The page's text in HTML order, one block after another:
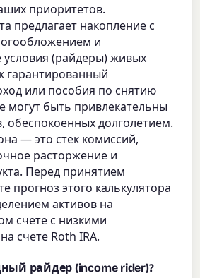
приоритетов.
предлагает накопление с
и
(райдеры) живых
гарантированный
или пособия по снятию
могут быть привлекательны
обеспокоенных долголетием.
— это стек комиссий,
расторжение и
Перед принятием
прогноз этого калькулятора
активов на
счете с низкими
счете Roth IRA.
райдер (income rider)?